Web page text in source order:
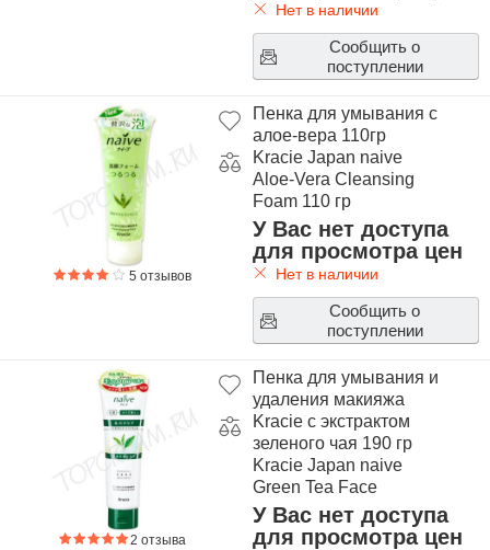
Нет в наличии
Сообщить о
поступлении
5 отзывов
Пенка для умывания с
алое-вера 110гр
Kracie Japan naive
Aloe-Vera Cleansing
Foam 110 гр
У Вас нет доступа
для просмотра цен
Нет в наличии
Сообщить о
поступлении
2 отзыва
Пенка для умывания и
удаления макияжа
Kracie c экстрактом
зеленого чая 190 гр
Kracie Japan naive
Green Tea Face
Cleansing Foam 190 гр
У Вас нет доступа
для просмотра цен